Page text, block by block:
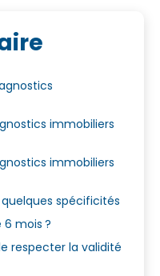
immobiliers
immobiliers
quelques spécificités
mois ?
respecter la validité